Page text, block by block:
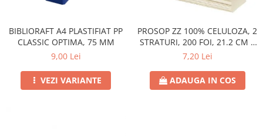
BIBLIORAFT A4 PLASTIFIAT PP
CLASSIC OPTIMA, 75 MM
9,00 Lei
VEZI VARIANTE
PROSOP ZZ 100% CELULOZA, 2
STRATURI, 200 FOI, 21.2 CM X
21CM
7,20 Lei
ADAUGA IN COS